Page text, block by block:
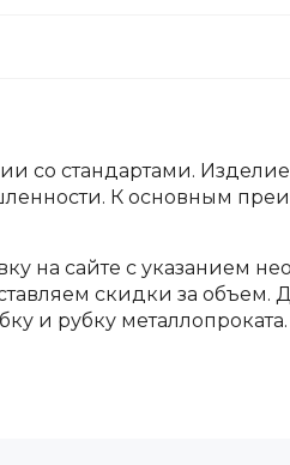
со стандартами.
К основным
на сайте с указанием
скидки за объем.
и рубку металлопроката.